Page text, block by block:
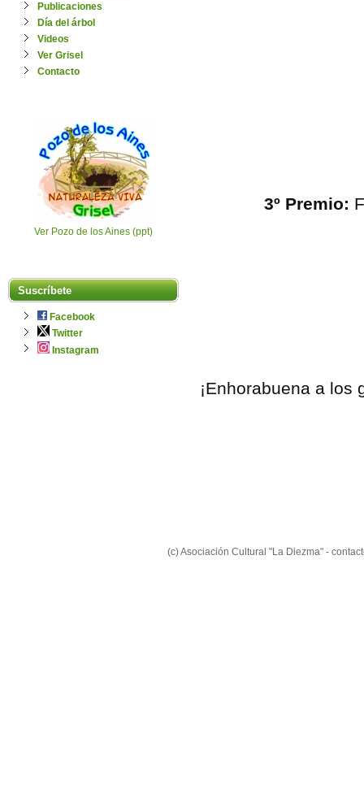
Publicaciones
Día del árbol
Videos
Ver Grisel
Contacto
Ver Pozo de los Aines (ppt)
Suscríbete
Facebook
Twitter
Instagram
3º Premio:
¡Enhorabuena a los
(c) Asociación Cultural "La Diezma" -